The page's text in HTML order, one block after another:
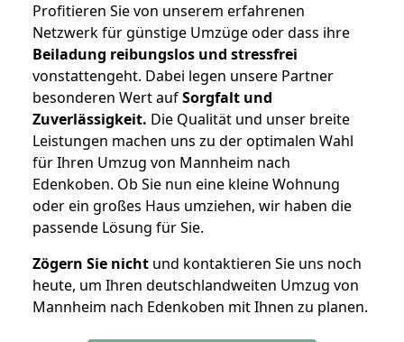
Profitieren Sie von unserem erfahrenen
Netzwerk für günstige Umzüge oder dass ihre
Beiladung reibungslos und stressfrei
vonstattengeht. Dabei legen unsere Partner
besonderen Wert aufSorgfalt und
Zuverlässigkeit. Die Qualität und unser breite
Leistungen machen uns zu der optimalen Wahl
für Ihren Umzug von Mannheim nach
Edenkoben. Ob Sie nun eine kleine Wohnung
oder ein großes Haus umziehen, wir haben die
passende Lösung für Sie.
Zögern Sie nicht und kontaktieren Sie uns noch
heute, um Ihren deutschlandweiten Umzug von
Mannheim nach Edenkoben mit Ihnen zu planen.